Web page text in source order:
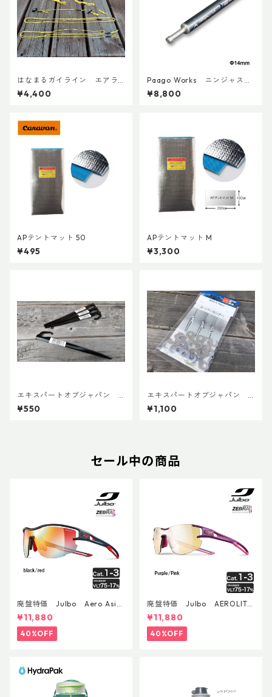
はなまるガイライン エアラ
イズ張り綱セット
¥4,400
Paago Works ニンジャステ
ィック 120-140
¥8,800
APテントマット 50
¥495
APテントマット M
¥3,300
エキスパートオブジャパン
クロモリピンペグM
¥550
エキスパートオブジャパン
スーパーランナー10個入り
¥1,100
セール中の商品
廃盤特価 Julbo Aero Asia
nFit
¥11,880
40%OFF
廃盤特価 Julbo AEROLITE
AsianFit
¥11,880
40%OFF